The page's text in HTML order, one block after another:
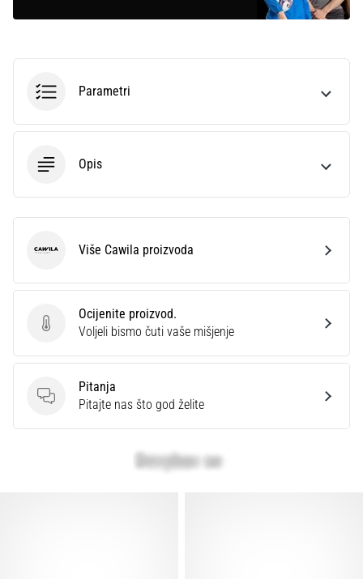
Parametri
Opis
Ocijenite proizvod.
Ocijenite proizvod.
Voljeli bismo čuti vaše mišjenje
Pitanja
Pitanja
Pitajte nas što god želite
Cawila Više Cawila proizvoda